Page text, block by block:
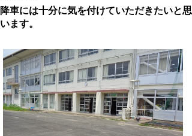
降車には十分に気を付けていただきたいと思
います。